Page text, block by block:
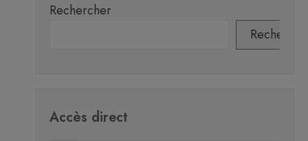
Rechercher
Accès direct